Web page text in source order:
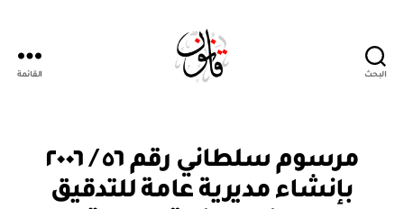
البحث القائمة
التصنيفات
مرسوم سلطاني رقم ٥٦ / ٢٠٠٦
بإنشاء مديرية عامة للتدقيق
بو